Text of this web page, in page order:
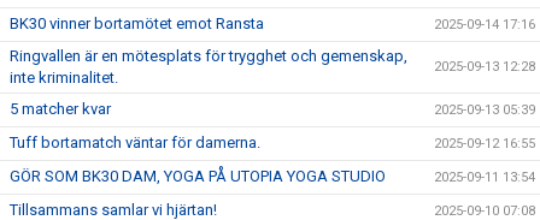
BK30 vinner bortamötet emot Ransta 2025-09-14 17:16
Ringvallen är en mötesplats för trygghet och gemenskap,
inte kriminalitet.
2025-09-13 12:28
5 matcher kvar 2025-09-13 05:39
Tuff bortamatch väntar för damerna. 2025-09-12 16:55
GÖR SOM BK30 DAM, YOGA PÅ UTOPIA YOGA STUDIO 2025-09-11 13:54
Tillsammans samlar vi hjärtan! 2025-09-10 07:08